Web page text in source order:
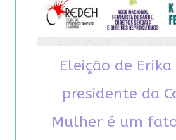
Eleição de
presidente da
Mulher é um